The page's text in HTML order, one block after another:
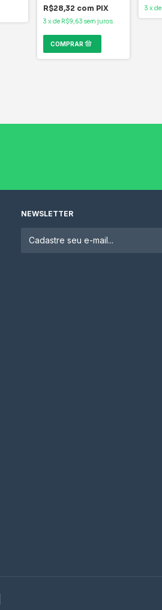
R$28,32 com PIX
3 x de R$9,63 sem juros
3 x de
NEWSLETTER